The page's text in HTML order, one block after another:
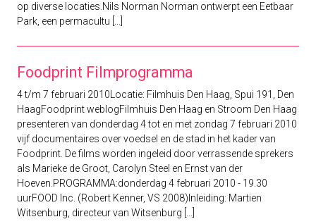
op diverse locaties.Nils Norman Norman ontwerpt een Eetbaar
Park, een permacultu [...]
Foodprint Filmprogramma
4 t/m 7 februari 2010Locatie: Filmhuis Den Haag, Spui 191, Den
HaagFoodprint weblogFilmhuis Den Haag en Stroom Den Haag
presenteren van donderdag 4 tot en met zondag 7 februari 2010
vijf documentaires over voedsel en de stad in het kader van
Foodprint. De films worden ingeleid door verrassende sprekers
als Marieke de Groot, Carolyn Steel en Ernst van der
Hoeven.PROGRAMMA:donderdag 4 februari 2010 - 19.30
uurFOOD Inc. (Robert Kenner, VS 2008)Inleiding: Martien
Witsenburg, directeur van Witsenburg [...]